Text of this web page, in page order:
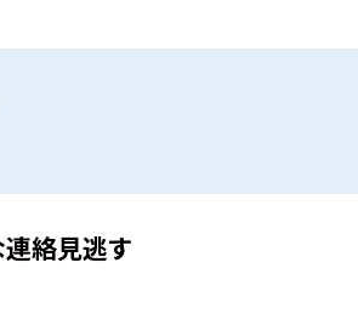
連絡見逃す